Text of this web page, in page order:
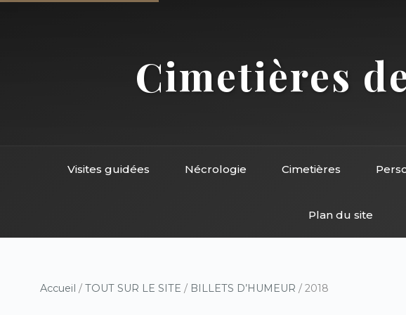
Cimetières
Visites guidées Nécrologie Cimetières
Plan du site
Accueil / TOUT SUR LE SITE / BILLETS D’HUMEUR / 2018